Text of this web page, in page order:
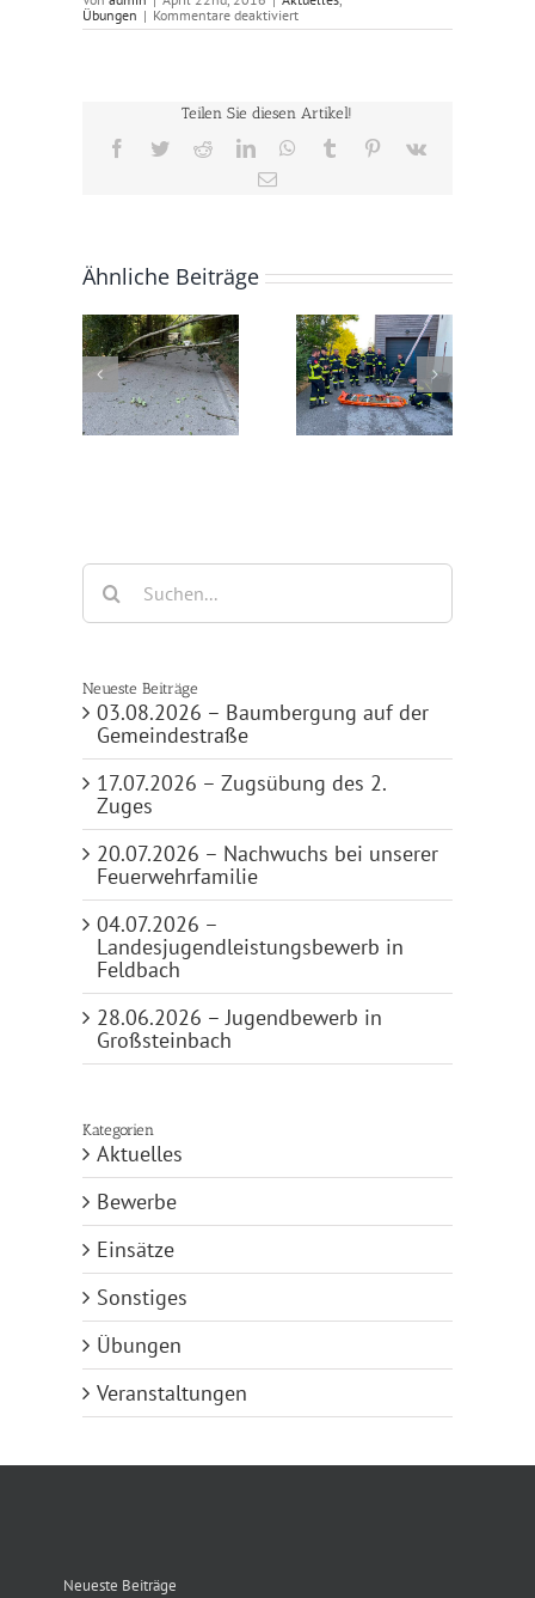
Übungen | Kommentare deaktiviertfür
22.04.2016
Sanitätsübung
Teilen Sie diesen Artikel!
Facebook
TwitterRedditLinkedInWhatsApp
Tumblr Pinterest
Vk
E-
Ähnliche Beiträge
17.07.2026 –
Zugsübung des 2.
Zuges
20.07.2026 –
Nachwuchs bei
unserer
Feuerwehrfamilie
Suche
nach:
Neueste Beiträge
03.08.2026 – Baumbergung auf der
Gemeindestraße
17.07.2026 – Zugsübung des 2.
Zuges
20.07.2026 – Nachwuchs bei unserer
Feuerwehrfamilie
04.07.2026 –
Landesjugendleistungsbewerb in
Feldbach
28.06.2026 – Jugendbewerb in
Großsteinbach
Kategorien
Aktuelles
Bewerbe
Einsätze
Sonstiges
Übungen
Veranstaltungen
Neueste Beiträge